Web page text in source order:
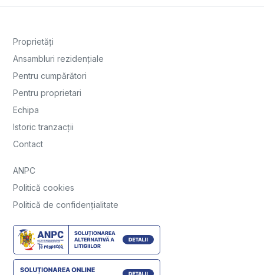
Proprietăți
Ansambluri rezidențiale
Pentru cumpărători
Pentru proprietari
Echipa
Istoric tranzacții
Contact
ANPC
Politică cookies
Politică de confidențialitate